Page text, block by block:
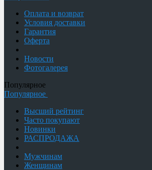
Оплата и возврат
Условия доставки
Гарантия
Оферта
Новости
Фотогалерея
Популярное
Популярное
Высший рейтинг
Часто покупают
Новинки
РАСПРОДАЖА
Мужчинам
Женщинам